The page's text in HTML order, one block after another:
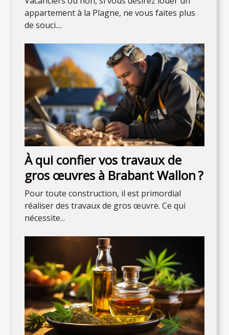
appartement à la Plagne, ne vous faites plus
de souci....
À qui confier vos travaux de
gros œuvres à Brabant Wallon ?
Pour toute construction, il est primordial
réaliser des travaux de gros œuvre. Ce qui
nécessite...